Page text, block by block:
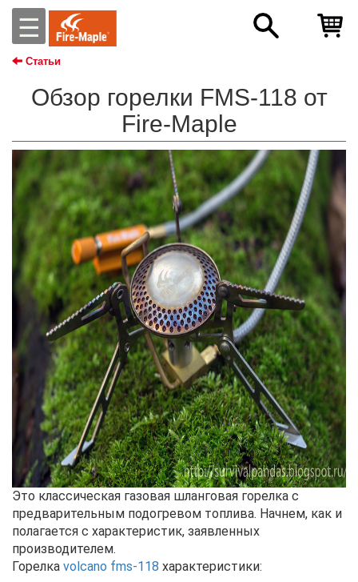
☰
Статьи
Обзор горелки FMS-118 от
Fire-Maple
Это классическая газовая шланговая горелка с
предварительным подогревом топлива. Начнем, как и
полагается c характеристик, заявленных
производителем.
Горелка volcano fms-118 характеристики: